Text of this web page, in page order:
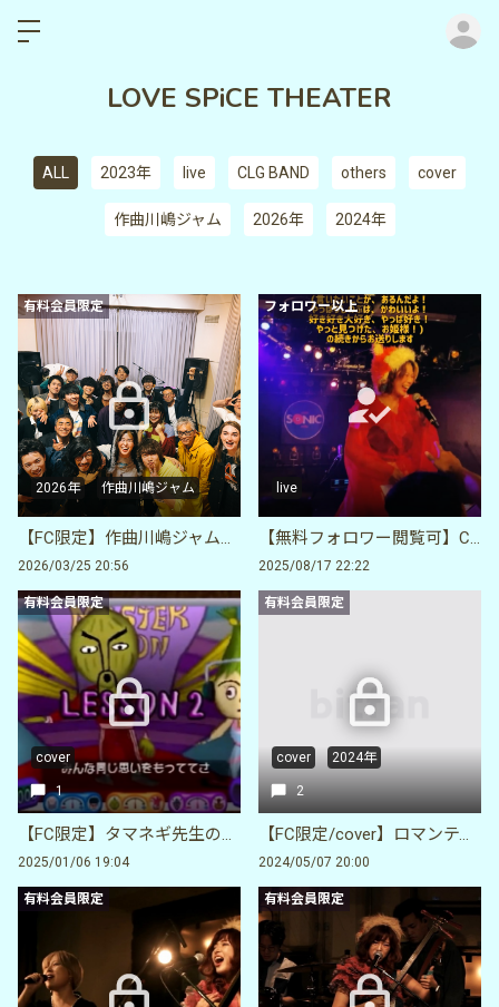
LOVE SPiCE THEATER
ALL 2023年 live CLG BAND others cover
作曲川嶋ジャム 2026年 2024年
有料会員限定
2026年 作曲川嶋ジャム
【FC限定】作曲川嶋ジャム「bloom」が出来るまで
2026/03/25 20:56
フォロワー以上
live
【無料フォロワー閲覧可】CHiLi GiRLにヲタ芸MIX混ぜてみた
2025/08/17 22:22
有料会員限定
cover
1
【FC限定】タマネギ先生のラップ完コピ
2025/01/06 19:04
有料会員限定
cover 2024年
2
【FC限定/cover】ロマンティックあげるよ
2024/05/07 20:00
有料会員限定 有料会員限定